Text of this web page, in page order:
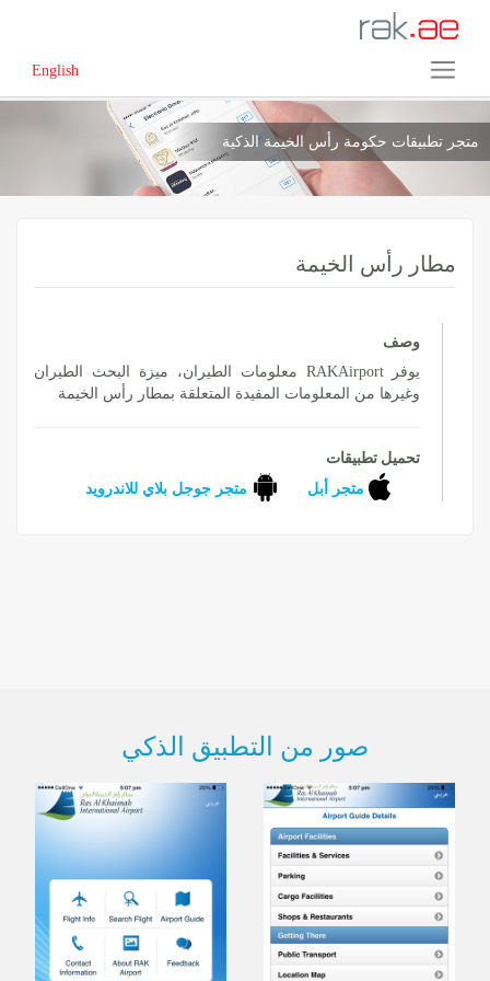
English
متجر تطبيقات حكومة رأس الخيمة الذكية
مطار رأس الخيمة
وصف
يوفر RAKAirport معلومات الطيران، ميزة البحث الطيران
وغيرها من المعلومات المفيدة المتعلقة بمطار رأس الخيمة
تحميل تطبيقات
متجر أبل متجر جوجل بلاي للاندرويد
صور من التطبيق الذكي